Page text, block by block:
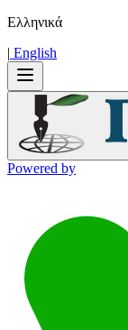
Ελληνικά
| Εnglish
Powered by